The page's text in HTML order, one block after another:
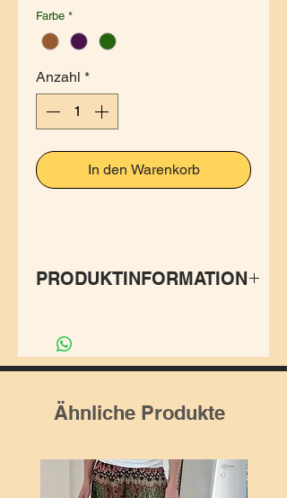
Farbe *
Anzahl *
In den Warenkorb
PRODUKTINFORMATION
gefüttert mit einem weichem
Baumwoll-Fleece. Dadurch
warm. Mit Kaputze, zwei
Innentasche.
Grösse: Auf dem Foto wird die
Ähnliche Produkte